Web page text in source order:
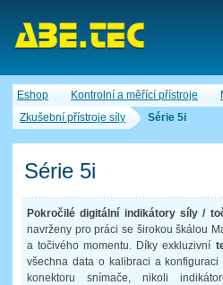
Eshop Kontrolní a měřící přístroje
Zkušební přístroje síly
Série 5i
Série 5i
Pokročilé digitální indikátory síly /
navrženy pro práci se širokou škálou
a točivého momentu. Díky exkluzivní
všechna data o kalibraci a
konektoru snímače, nikoli
Nákupní košík
Počet produktů:
Cena celkem:
Uživatel:
Heslo:
Zapomenuté